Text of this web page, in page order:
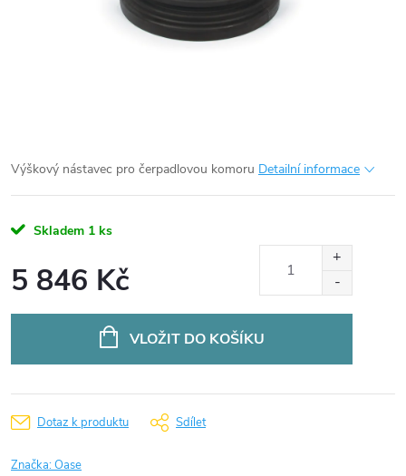
Výškový nástavec pro čerpadlovou komoru Detailní informace
Skladem 1 ks
5 846 Kč
VLOŽIT DO KOŠÍKU
Dotaz k produktu Sdílet
Značka:Oase